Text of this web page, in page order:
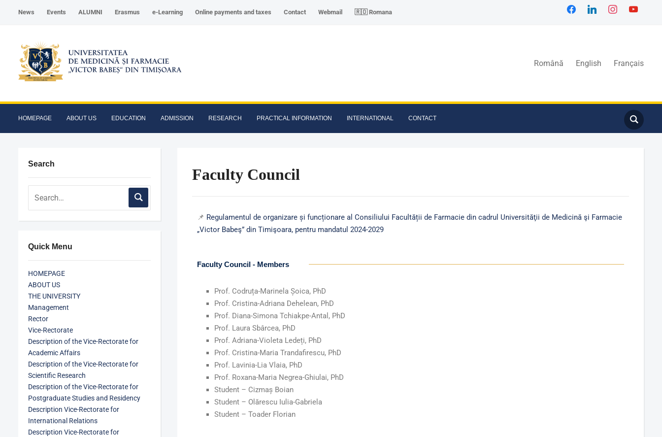
News Events ALUMNI Erasmus e-Learning Online payments and taxes Contact Webmail 🇷🇴 Romana
Română English Français
HOMEPAGE ABOUT US EDUCATION ADMISSION RESEARCH PRACTICAL INFORMATION INTERNATIONAL CONTACT
Search
Quick Menu
HOMEPAGE
ABOUT US
THE UNIVERSITY
Management
Rector
Vice-Rectorate
Description of the Vice-Rectorate for
Academic Affairs
Description of the Vice-Rectorate for
Scientific Research
Description of the Vice-Rectorate for
Postgraduate Studies and Residency
Description Vice-Rectorate for
International Relations
Description Vice-Rectorate for
Faculty Council
📌 Regulamentul de organizare și funcționare al Consiliului Facultății de Farmacie din cadrul Universităţii de Medicină şi Farmacie
„Victor Babeş” din Timişoara, pentru mandatul 2024-2029
Faculty Council - Members
Prof. Codruța-Marinela Șoica, PhD
Prof. Cristina-Adriana Dehelean, PhD
Prof. Diana-Simona Tchiakpe-Antal, PhD
Prof. Laura Sbârcea, PhD
Prof. Adriana-Violeta Ledeți, PhD
Prof. Cristina-Maria Trandafirescu, PhD
Prof. Lavinia-Lia Vlaia, PhD
Prof. Roxana-Maria Negrea-Ghiulai, PhD
Student – Cizmaș Boian
Student – Olărescu Iulia-Gabriela
Student – Toader Florian